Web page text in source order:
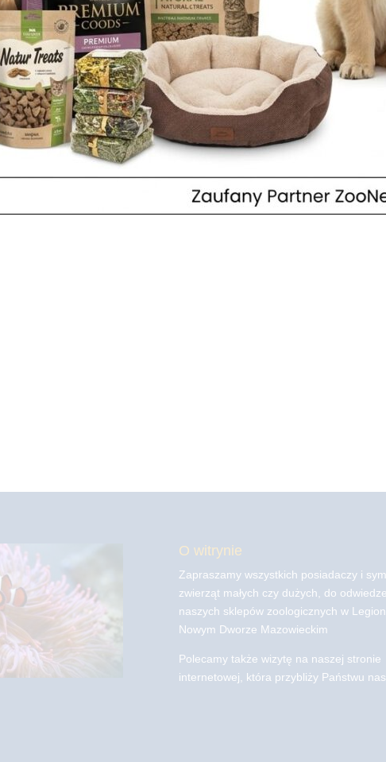
O witrynie
Zapraszamy wszystkich posiadaczy i
zwierząt małych czy dużych, do
naszych sklepów zoologicznych w
Nowym Dworze Mazowieckim
Polecamy także wizytę na naszej stronie
internetowej, która przybliży Państwu